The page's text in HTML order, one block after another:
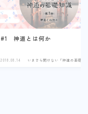
#1 神道とは何か
2018.08.14 いまさら聞けない「神道の基礎知